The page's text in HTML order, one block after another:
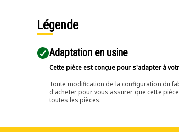
Légende
Adaptation en usine
Cette pièce est conçue pour s'adapter à
Toute modification de la configuration du
d'acheter pour vous assurer que cette
toutes les pièces.